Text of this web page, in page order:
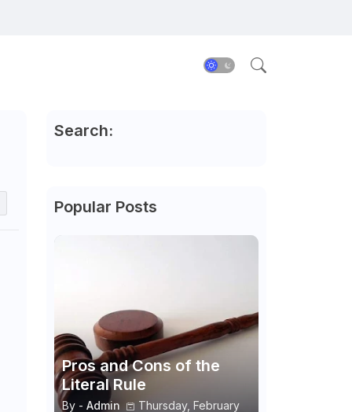
Search:
Popular Posts
Pros and Cons of the
Literal Rule
By - Admin
Thursday, February